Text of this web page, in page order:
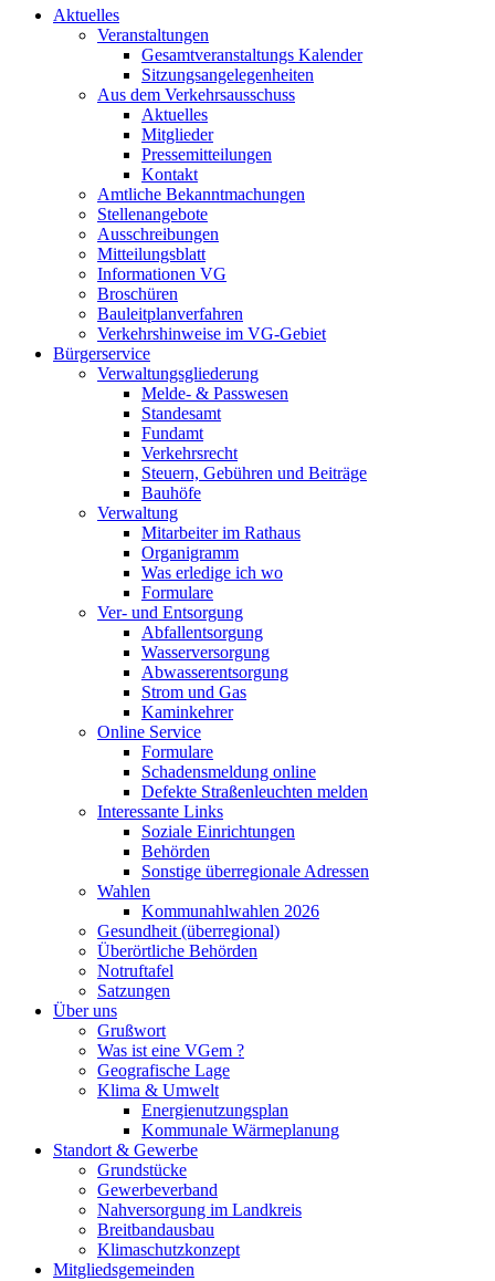
Aktuelles
Veranstaltungen
Gesamtveranstaltungs Kalender
Sitzungsangelegenheiten
Aus dem Verkehrsausschuss
Aktuelles
Mitglieder
Pressemitteilungen
Kontakt
Amtliche Bekanntmachungen
Stellenangebote
Ausschreibungen
Mitteilungsblatt
Informationen VG
Broschüren
Bauleitplanverfahren
Verkehrshinweise im VG-Gebiet
Bürgerservice
Verwaltungsgliederung
Melde- & Passwesen
Standesamt
Fundamt
Verkehrsrecht
Steuern, Gebühren und Beiträge
Bauhöfe
Verwaltung
Mitarbeiter im Rathaus
Organigramm
Was erledige ich wo
Formulare
Ver- und Entsorgung
Abfallentsorgung
Wasserversorgung
Abwasserentsorgung
Strom und Gas
Kaminkehrer
Online Service
Formulare
Schadensmeldung online
Defekte Straßenleuchten melden
Interessante Links
Soziale Einrichtungen
Behörden
Sonstige überregionale Adressen
Wahlen
Kommunahlwahlen 2026
Gesundheit (überregional)
Überörtliche Behörden
Notruftafel
Satzungen
Über uns
Grußwort
Was ist eine VGem ?
Geografische Lage
Klima & Umwelt
Energienutzungsplan
Kommunale Wärmeplanung
Standort & Gewerbe
Grundstücke
Gewerbeverband
Nahversorgung im Landkreis
Breitbandausbau
Klimaschutzkonzept
Mitgliedsgemeinden